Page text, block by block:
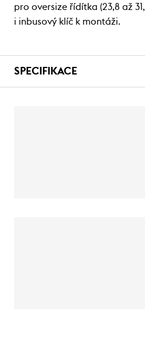
pro oversize řídítka (23,8 až
i inbusový klíč k montáži.
SPECIFIKACE